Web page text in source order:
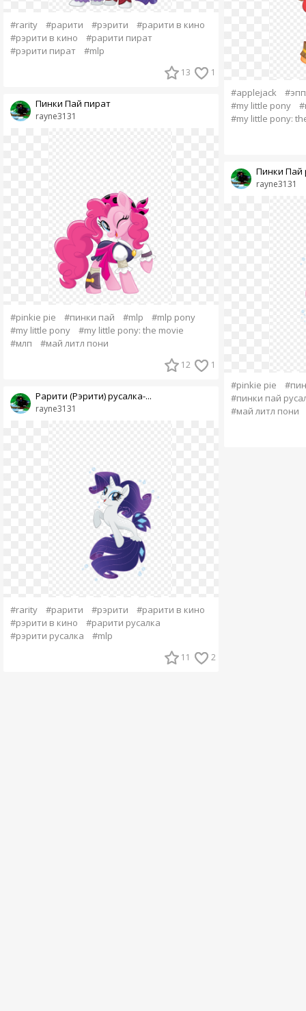
#rarity #рарити #рэрити
#рарити в кино
#рэрити в кино
#рарити пират
#рэрити пират
#mlp
13 1
rayne3131
Пинки Пай пират
#pinkie pie #пинки пай #mlp
#mlp pony
#my little pony
#my little pony: the movie
#млп
#май литл пони
12 1
rayne3131
Рарити (Рэрити) русалка-...
#rarity #рарити #рэрити
#рарити в кино
#рэрити в кино
#рарити русалка
#рэрити русалка
#mlp
11 2
#applejack
#my little pony
#my little pony:
rayne3131
Пинки Пай
#pinkie pie
#пинки пай
#май литл пони